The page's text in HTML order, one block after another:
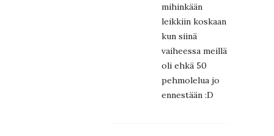
mihinkään
leikkiin koskaan
kun siinä
vaiheessa meillä
oli ehkä 50
pehmolelua jo
ennestään :D